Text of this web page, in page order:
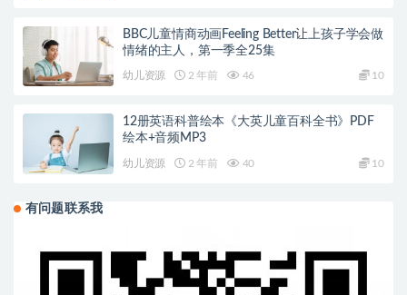
BBC儿童情商动画Feeling Better让上孩子学会做
情绪的主人，第一季全25集
幼儿资源 2 年前 46 10
12册英语科普绘本《大英儿童百科全书》PDF
绘本+音频MP3
幼儿资源 2 年前 40 10
有问题联系我